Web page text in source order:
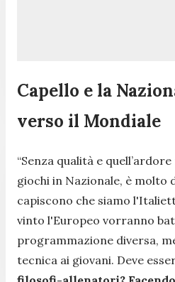
Capello e la
verso il Mondiale
“Senza qualità e
giochi in Nazionale, è molto
capiscono che siamo
vinto l'Europeo vorranno
programmazione diversa,
tecnica ai giovani. Deve